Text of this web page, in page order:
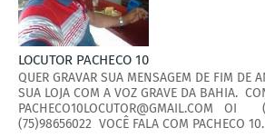
LOCUTOR PACHECO 10
QUER GRAVAR SUA MENSAGEM DE FIM DE
SUA LOJA COM A VOZ GRAVE DA BAHIA.
PACHECO10LOCUTOR@GMAIL.COM OI
(75)98656022 VOCÊ FALA COM PACHECO 10.